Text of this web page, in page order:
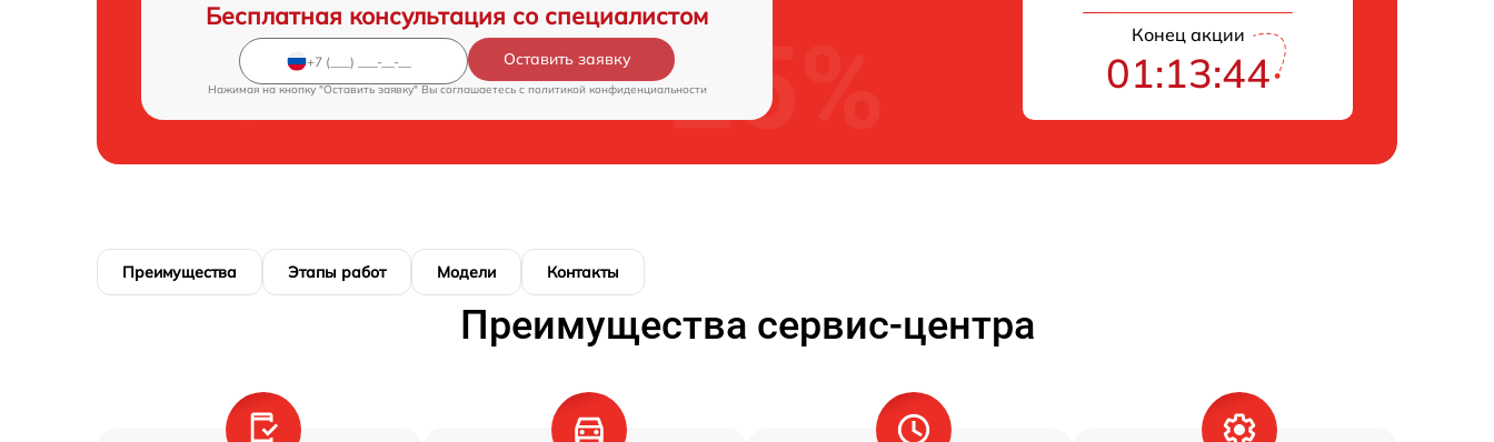
Бесплатная консультация со специалистом
Оставить заявку
Нажимая на кнопку "Оставить заявку" Вы соглашаетесь c политикой конфиденциальности
Конец акции
01:13:43
Преимущества Этапы работ Модели Контакты
Преимущества сервис-центра